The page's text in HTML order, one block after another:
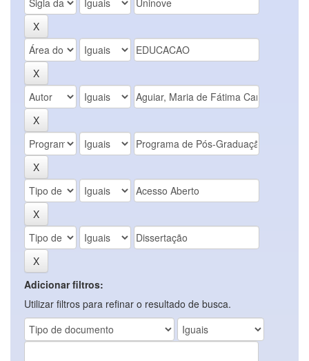
Adicionar filtros:
Utilizar filtros para refinar o resultado de busca.